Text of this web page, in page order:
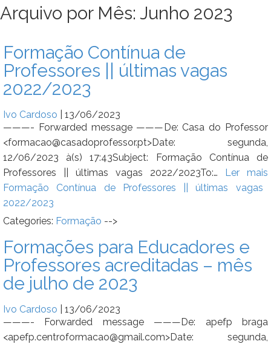
Arquivo por Mês: Junho 2023
Formação Contínua de
Professores || últimas vagas
2022/2023
Ivo Cardoso
13/06/2023
———- Forwarded message ———De: Casa do Professor
<formacao@casadoprofessor.pt>Date: segunda,
12/06/2023 à(s) 17:43Subject: Formação Contínua de
Professores || últimas vagas 2022/2023To:… Ler mais
Formação Contínua de Professores || últimas vagas
2022/2023
Categories: Formação -->
Formações para Educadores e
Professores acreditadas – mês
de julho de 2023
Ivo Cardoso
13/06/2023
———- Forwarded message ———De: apefp braga
<apefp.centroformacao@gmail.com>Date: segunda,